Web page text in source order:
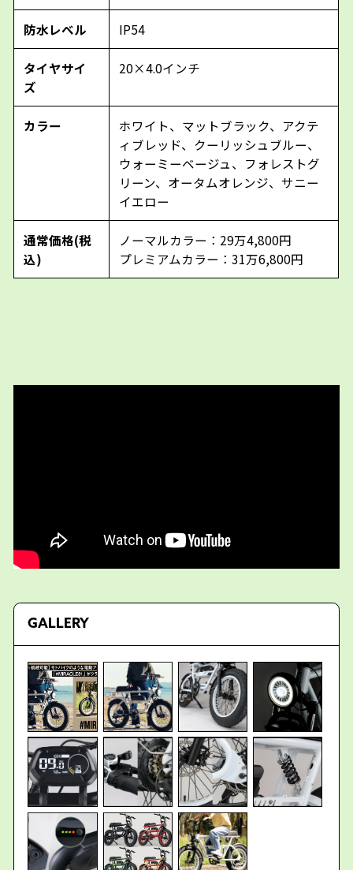
防水レベル IP54
タイヤサイ
ズ
20×4.0インチ
カラー
ホワイト、マットブラック、アクテ
ィブレッド、クーリッシュブルー、
ウォーミーベージュ、フォレストグ
リーン、オータムオレンジ、サニー
イエロー
通常価格(税
込)
ノーマルカラー：29万4,800円
プレミアムカラー：31万6,800円
GALLERY